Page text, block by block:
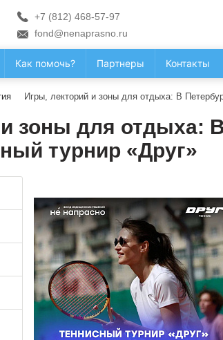
+7 (812) 468-57-97
fond@nenaprasno.ru
Как помочь? Партнеры Контакты
Игры, лекторий и зоны для отдыха: В
зоны для отдыха:
турнир «Друг»